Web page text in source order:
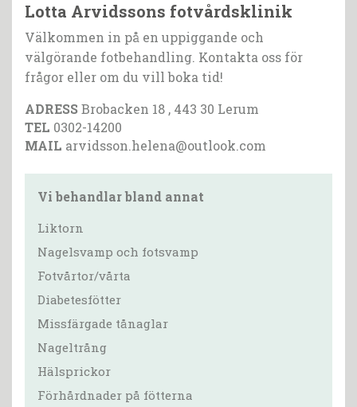
Lotta Arvidssons fotvårdsklinik
Välkommen in på en uppiggande och
välgörande fotbehandling. Kontakta oss för
frågor eller om du vill boka tid!
ADRESSBrobacken 18 , 443 30 Lerum
TEL 0302-14200
MAIL arvidsson.helena@outlook.com
Vi behandlar bland annat
Liktorn
Nagelsvamp och fotsvamp
Fotvårtor/vårta
Diabetesfötter
Missfärgade tånaglar
Nageltrång
Hälsprickor
Förhårdnader på fötterna